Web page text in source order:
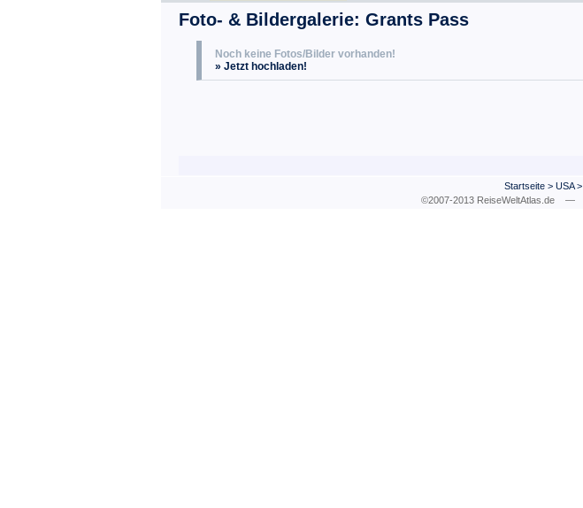
Foto- & Bildergalerie: Grants Pass
Noch keine Fotos/Bilder vorhanden!
» Jetzt hochladen!
Startseite > USA>
©2007-2013 ReiseWeltAtlas.de —